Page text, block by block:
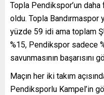
Topla Pendikspor’un
oldu. Topla
yüzde 59 idi ama toplam
%15, Pendikspor sadece
savunmasının başarısını
Maçın her iki takım
Pendiksporlu Kampel’in